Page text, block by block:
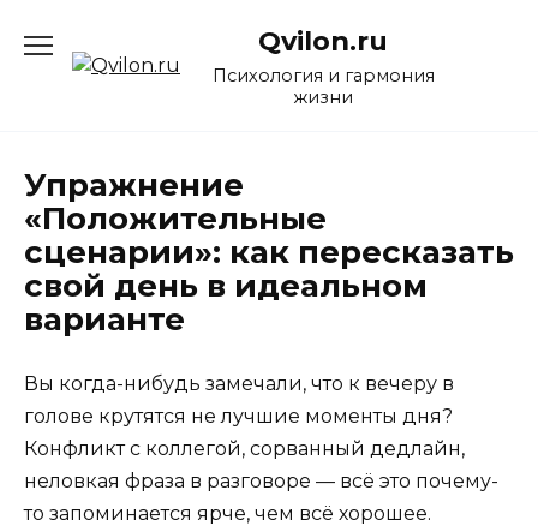
содержанию
Qvilon.ru
Психология и гармония
жизни
Упражнение
«Положительные
сценарии»: как пересказать
свой день в идеальном
варианте
Вы когда-нибудь замечали, что к вечеру в
голове крутятся не лучшие моменты дня?
Конфликт с коллегой, сорванный дедлайн,
неловкая фраза в разговоре — всё это почему-
то запоминается ярче, чем всё хорошее.